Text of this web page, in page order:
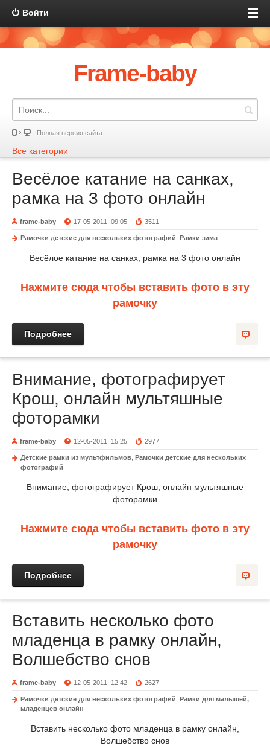
Войти
Frame-baby
Полная версия сайта
Все категории
Весёлое катание на санках,
рамка на 3 фото онлайн
frame-baby 17-05-2011, 09:05 3511
Рамочки детские для нескольких фотографий Рамки зима
Весёлое катание на санках, рамка на 3 фото онлайн
Нажмите сюда чтобы вставить фото в эту
рамочку
Подробнее
Внимание, фотографирует
Крош, онлайн мультяшные
фоторамки
frame-baby 12-05-2011, 15:25 2977
Детские рамки из мультфильмов Рамочки детские для нескольких
фотографий
Внимание, фотографирует Крош, онлайн мультяшные
фоторамки
Нажмите сюда чтобы вставить фото в эту
рамочку
Подробнее
Вставить несколько фото
младенца в рамку онлайн,
Волшебство снов
frame-baby 12-05-2011, 12:42 2627
Рамочки детские для нескольких фотографий Рамки для малышей,
младенцев онлайн
Вставить несколько фото младенца в рамку онлайн,
Волшебство снов